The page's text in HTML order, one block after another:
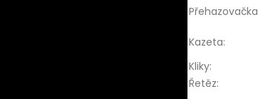
Přehazovačka
Kazeta:
Kliky:
Řetěz: